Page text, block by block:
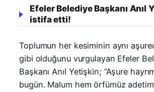
Efeler Belediye Başkanı Anıl
istifa etti!
Toplumun her kesiminin aynı
gibi olduğunu vurgulayan Efeler
Başkanı Anıl Yetişkin; “Aşure
bugün. Malum hem örfümüz